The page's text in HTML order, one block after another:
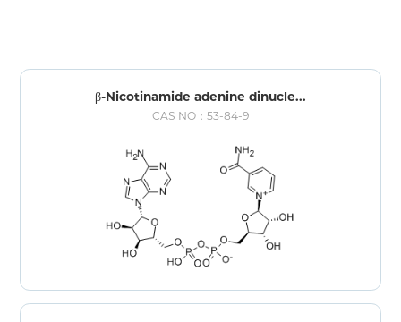
β-Nicotinamide adenine dinucle...
CAS NO：53-84-9